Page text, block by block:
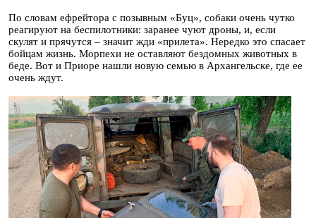
По словам ефрейтора с позывным «Буц», собаки очень чутко
реагируют на беспилотники: заранее чуют дроны, и, если
скулят и прячутся – значит жди «прилета». Нередко это спасает
бойцам жизнь. Морпехи не оставляют бездомных животных в
беде. Вот и Приоре нашли новую семью в Архангельске, где ее
очень ждут.